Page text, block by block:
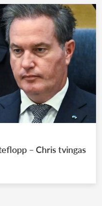
– Chris tvingas